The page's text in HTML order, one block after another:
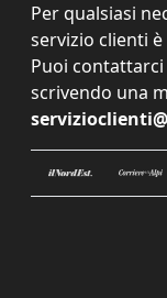
Per qualsiasi
servizio clienti
Puoi
scrivendo una